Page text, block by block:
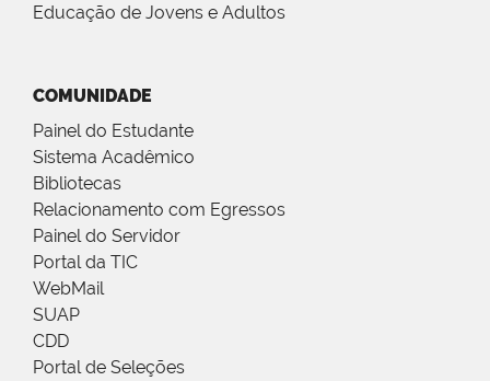
Educação de Jovens e Adultos
COMUNIDADE
Painel do Estudante
Sistema Acadêmico
Bibliotecas
Relacionamento com Egressos
Painel do Servidor
Portal da TIC
WebMail
SUAP
CDD
Portal de Seleções